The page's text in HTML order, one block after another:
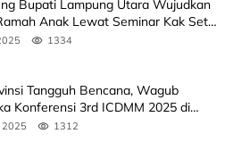
Bupati Lampung Utara Wujudkan
Anak Lewat Seminar Kak Seto,
1334
Tangguh Bencana, Wagub
Konferensi 3rd ICDMM 2025 di
2025 1312